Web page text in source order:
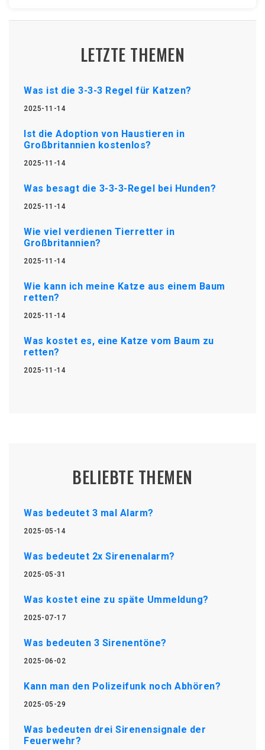
LETZTE THEMEN
Was ist die 3-3-3 Regel für Katzen?
2025-11-14
Ist die Adoption von Haustieren in
Großbritannien kostenlos?
2025-11-14
Was besagt die 3-3-3-Regel bei Hunden?
2025-11-14
Wie viel verdienen Tierretter in
Großbritannien?
2025-11-14
Wie kann ich meine Katze aus einem Baum
retten?
2025-11-14
Was kostet es, eine Katze vom Baum zu
retten?
2025-11-14
BELIEBTE THEMEN
Was bedeutet 3 mal Alarm?
2025-05-14
Was bedeutet 2x Sirenenalarm?
2025-05-31
Was kostet eine zu späte Ummeldung?
2025-07-17
Was bedeuten 3 Sirenentöne?
2025-06-02
Kann man den Polizeifunk noch Abhören?
2025-05-29
Was bedeuten drei Sirenensignale der
Feuerwehr?